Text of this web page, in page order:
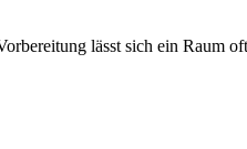
lässt sich ein Raum